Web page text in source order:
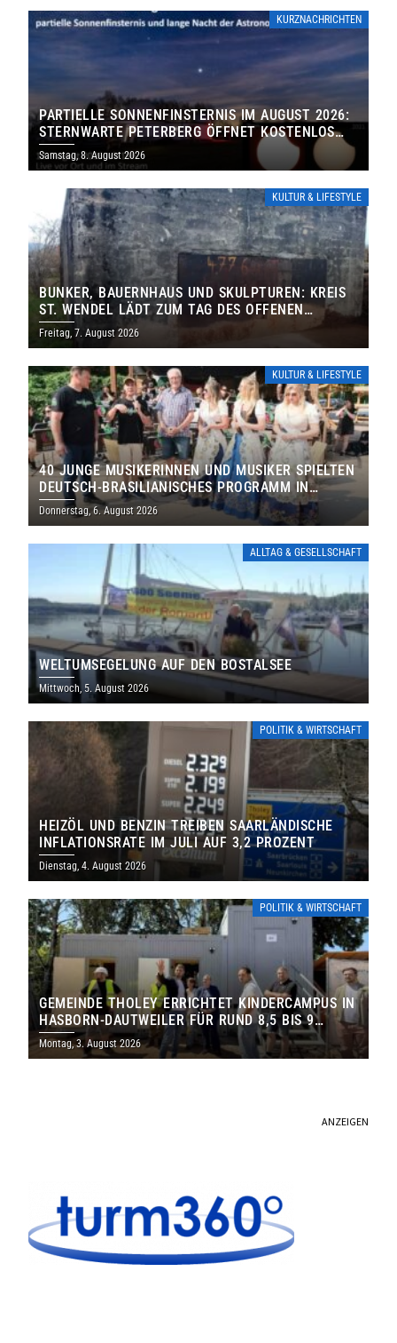
KURZNACHRICHTEN
PARTIELLE SONNENFINSTERNIS IM AUGUST 2026:
STERNWARTE PETERBERG ÖFFNET KOSTENLOS
IHRE TORE
Samstag, 8. August 2026
KULTUR & LIFESTYLE
BUNKER, BAUERNHAUS UND SKULPTUREN: KREIS
ST. WENDEL LÄDT ZUM TAG DES OFFENEN
DENKMALS EIN
Freitag, 7. August 2026
KULTUR & LIFESTYLE
40 JUNGE MUSIKERINNEN UND MUSIKER SPIELTEN
DEUTSCH-BRASILIANISCHES PROGRAMM IN
THOLEY
Donnerstag, 6. August 2026
ALLTAG & GESELLSCHAFT
WELTUMSEGELUNG AUF DEN BOSTALSEE
Mittwoch, 5. August 2026
POLITIK & WIRTSCHAFT
HEIZÖL UND BENZIN TREIBEN SAARLÄNDISCHE
INFLATIONSRATE IM JULI AUF 3,2 PROZENT
Dienstag, 4. August 2026
POLITIK & WIRTSCHAFT
GEMEINDE THOLEY ERRICHTET KINDERCAMPUS IN
HASBORN-DAUTWEILER FÜR RUND 8,5 BIS 9
MILLIONEN EURO
Montag, 3. August 2026
ANZEIGEN